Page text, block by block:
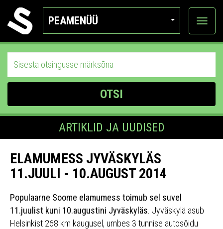
PEAMENÜÜ
Ava
OTSI
ARTIKLID JA UUDISED
ELAMUMESS JYVÄSKYLÄS
11.JUULI - 10.AUGUST 2014
Populaarne Soome elamumess toimub sel suvel
11.juulist kuni 10.augustini Jyväskyläs . Jyväskylä asub
Helsinkist 268 km kaugusel, umbes 3 tunnise autosõidu